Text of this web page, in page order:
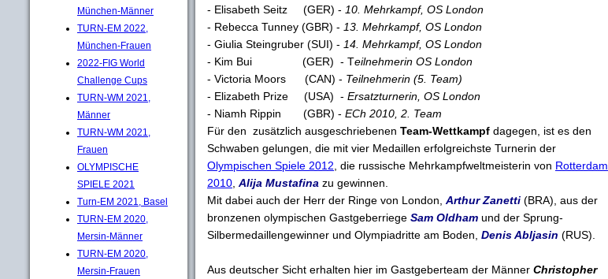
München-Männer
TURN-EM 2022,
München-Frauen
2022-FIG World
Challenge Cups
TURN-WM 2021,
Männer
TURN-WM 2021,
Frauen
OLYMPISCHE
SPIELE 2021
Turn-EM 2021, Basel
TURN-EM 2020,
Mersin-Männer
TURN-EM 2020,
Mersin-Frauen
- Elisabeth Seitz (GER) - 10. Mehrkampf, OS London
- Rebecca Tunney (GBR) - 13. Mehrkampf, OS London
- Giulia Steingruber (SUI) - 14. Mehrkampf, OS London
- Kim Bui (GER) - Teilnehmerin OS London
- Victoria Moors (CAN) - Teilnehmerin (5. Team)
- Elizabeth Prize (USA) - Ersatzturnerin, OS London
- Niamh Rippin (GBR) - ECh 2010, 2. Team
Für den zusätzlich ausgeschriebenen Team-Wettkampf dagegen, ist es den
Schwaben gelungen, die mit vier Medaillen erfolgreichste Turnerin der
Olympischen Spiele 2012 , die russische Mehrkampfweltmeisterin von Rotterdam
2010 Alija Mustafina zu gewinnen.
Mit dabei auch der Herr der Ringe von London, Arthur Zanetti (BRA), aus der
bronzenen olympischen Gastgeberriege Sam Oldham und der Sprung-
Silbermedaillengewinner und Olympiadritte am Boden, Denis Abljasin (RUS).
Aus deutscher Sicht erhalten hier im Gastgeberteam der Männer Christopher